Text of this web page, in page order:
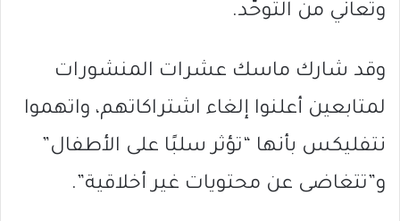
وتعاني من التوحّد.
وقد شارك ماسك عشرات المنشورات
لمتابعين أعلنوا إلغاء اشتراكاتهم، واتهموا
نتفليكس بأنها “تؤثر سلبًا على الأطفال”
و”تتغاضى عن محتويات غير أخلاقية”.